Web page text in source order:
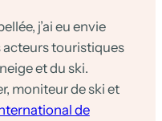
j’ai eu envie
acteurs touristiques
et du ski.
moniteur de ski et
de